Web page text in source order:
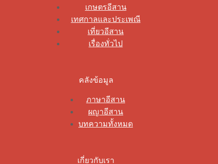
เกษตรอีสาน
เทศกาลและประเพณี
เที่ยวอีสาน
เรื่องทั่วไป
คลังข้อมูล
ภาษาอีสาน
ผญาอีสาน
บทความทั้งหมด
เกี่ยวกับเรา